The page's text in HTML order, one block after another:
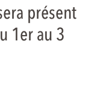
présent
1er au 3